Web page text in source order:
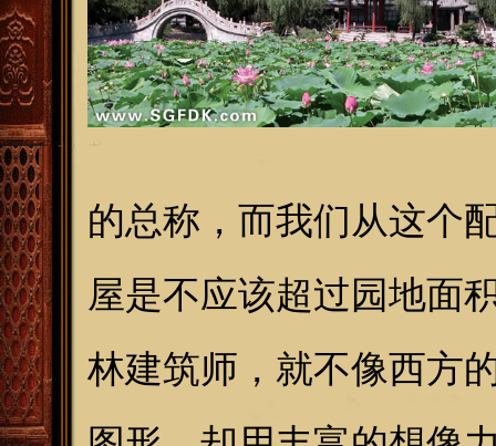
的总称，而我们从这个
屋是不应该超过园地面
林建筑师，就不像西方